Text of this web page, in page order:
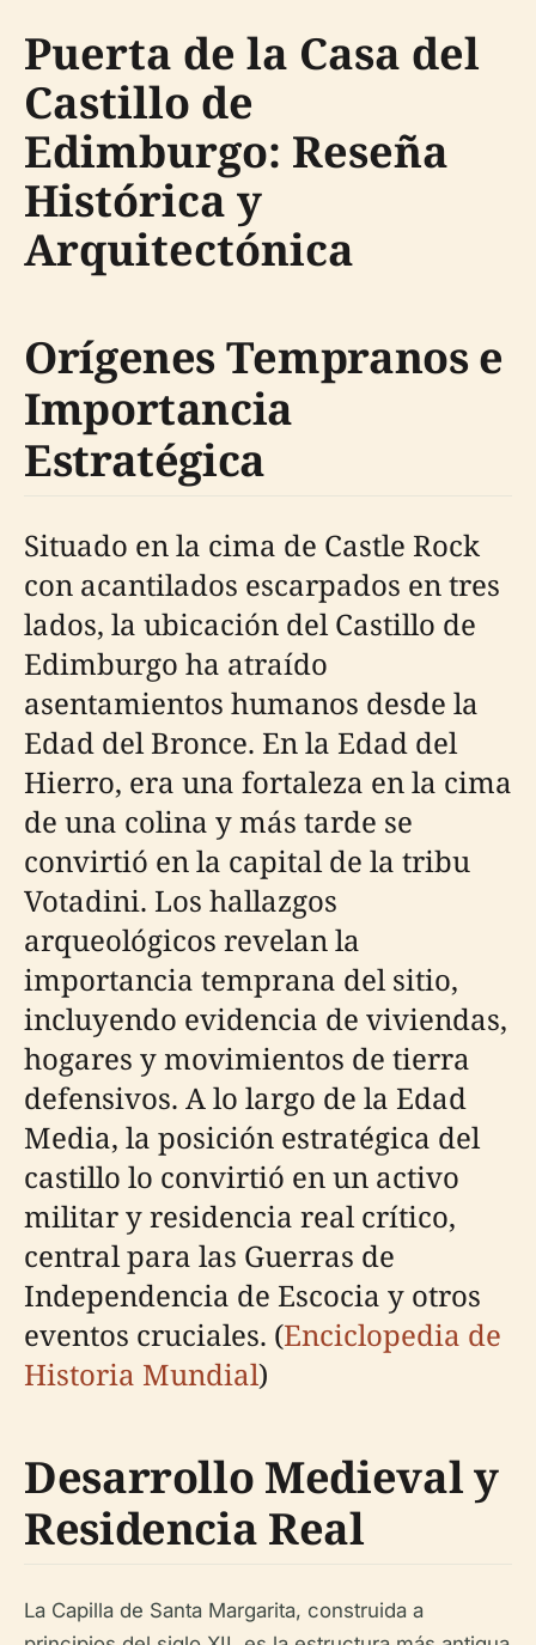
Puerta de la Casa del
Castillo de
Edimburgo: Reseña
Histórica y
Arquitectónica
Orígenes Tempranos e
Importancia
Estratégica
Situado en la cima de Castle Rock
con acantilados escarpados en tres
lados, la ubicación del Castillo de
Edimburgo ha atraído
asentamientos humanos desde la
Edad del Bronce. En la Edad del
Hierro, era una fortaleza en la cima
de una colina y más tarde se
convirtió en la capital de la tribu
Votadini. Los hallazgos
arqueológicos revelan la
importancia temprana del sitio,
incluyendo evidencia de viviendas,
hogares y movimientos de tierra
defensivos. A lo largo de la Edad
Media, la posición estratégica del
castillo lo convirtió en un activo
militar y residencia real crítico,
central para las Guerras de
Independencia de Escocia y otros
eventos cruciales. (Enciclopedia de
Historia Mundial)
Desarrollo Medieval y
Residencia Real
La Capilla de Santa Margarita, construida a